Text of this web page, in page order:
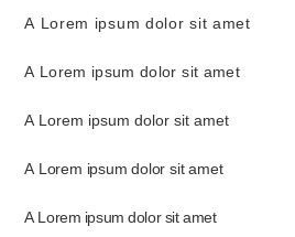
A Lorem ipsum dolor sit amet
A Lorem ipsum dolor sit amet
A Lorem ipsum dolor sit amet
A Lorem ipsum dolor sit amet
A Lorem ipsum dolor sit amet